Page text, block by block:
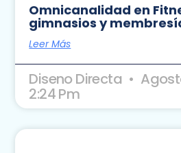
Omnicanalidad en
gimnasios y
Leer Más
Diseno Directa
2:24 Pm